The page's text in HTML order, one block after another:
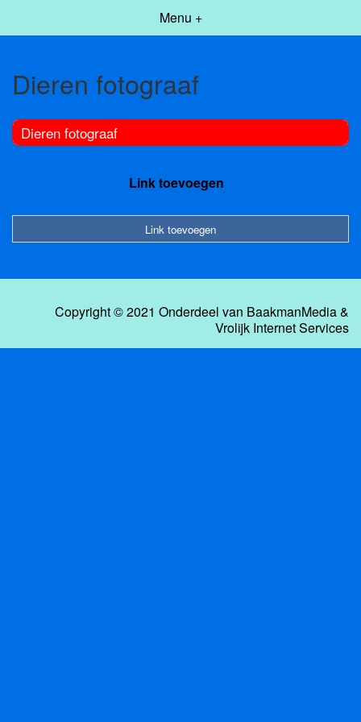
Menu +
Dieren fotograaf
Dieren fotograaf
Link toevoegen
Link toevoegen
Copyright © 2021 Onderdeel van BaakmanMedia&
Vrolijk Internet Services